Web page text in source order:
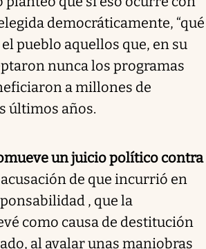
democráticamente, “qué
pueblo aquellos que, en su
nunca los programas
a millones de
últimos años.
un juicio político contra
de que incurrió en
, que la
como causa de destitución
al avalar unas maniobras